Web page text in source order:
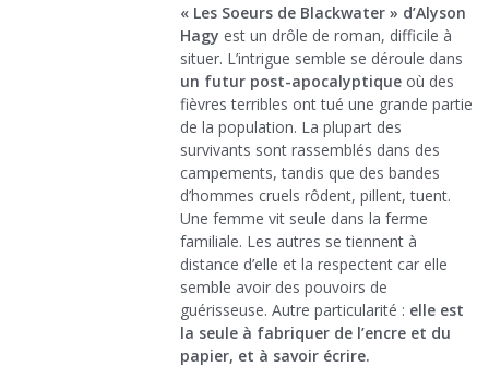
« Les Soeurs de Blackwater » d’Alyson
Hagy est un drôle de roman, difficile à
situer. L’intrigue semble se déroule dans
un futur post-apocalyptique où des
fièvres terribles ont tué une grande partie
de la population. La plupart des
survivants sont rassemblés dans des
campements, tandis que des bandes
d’hommes cruels rôdent, pillent, tuent.
Une femme vit seule dans la ferme
familiale. Les autres se tiennent à
distance d’elle et la respectent car elle
semble avoir des pouvoirs de
guérisseuse. Autre particularité : elle est
la seule à fabriquer de l’encre et du
papier, et à savoir écrire.